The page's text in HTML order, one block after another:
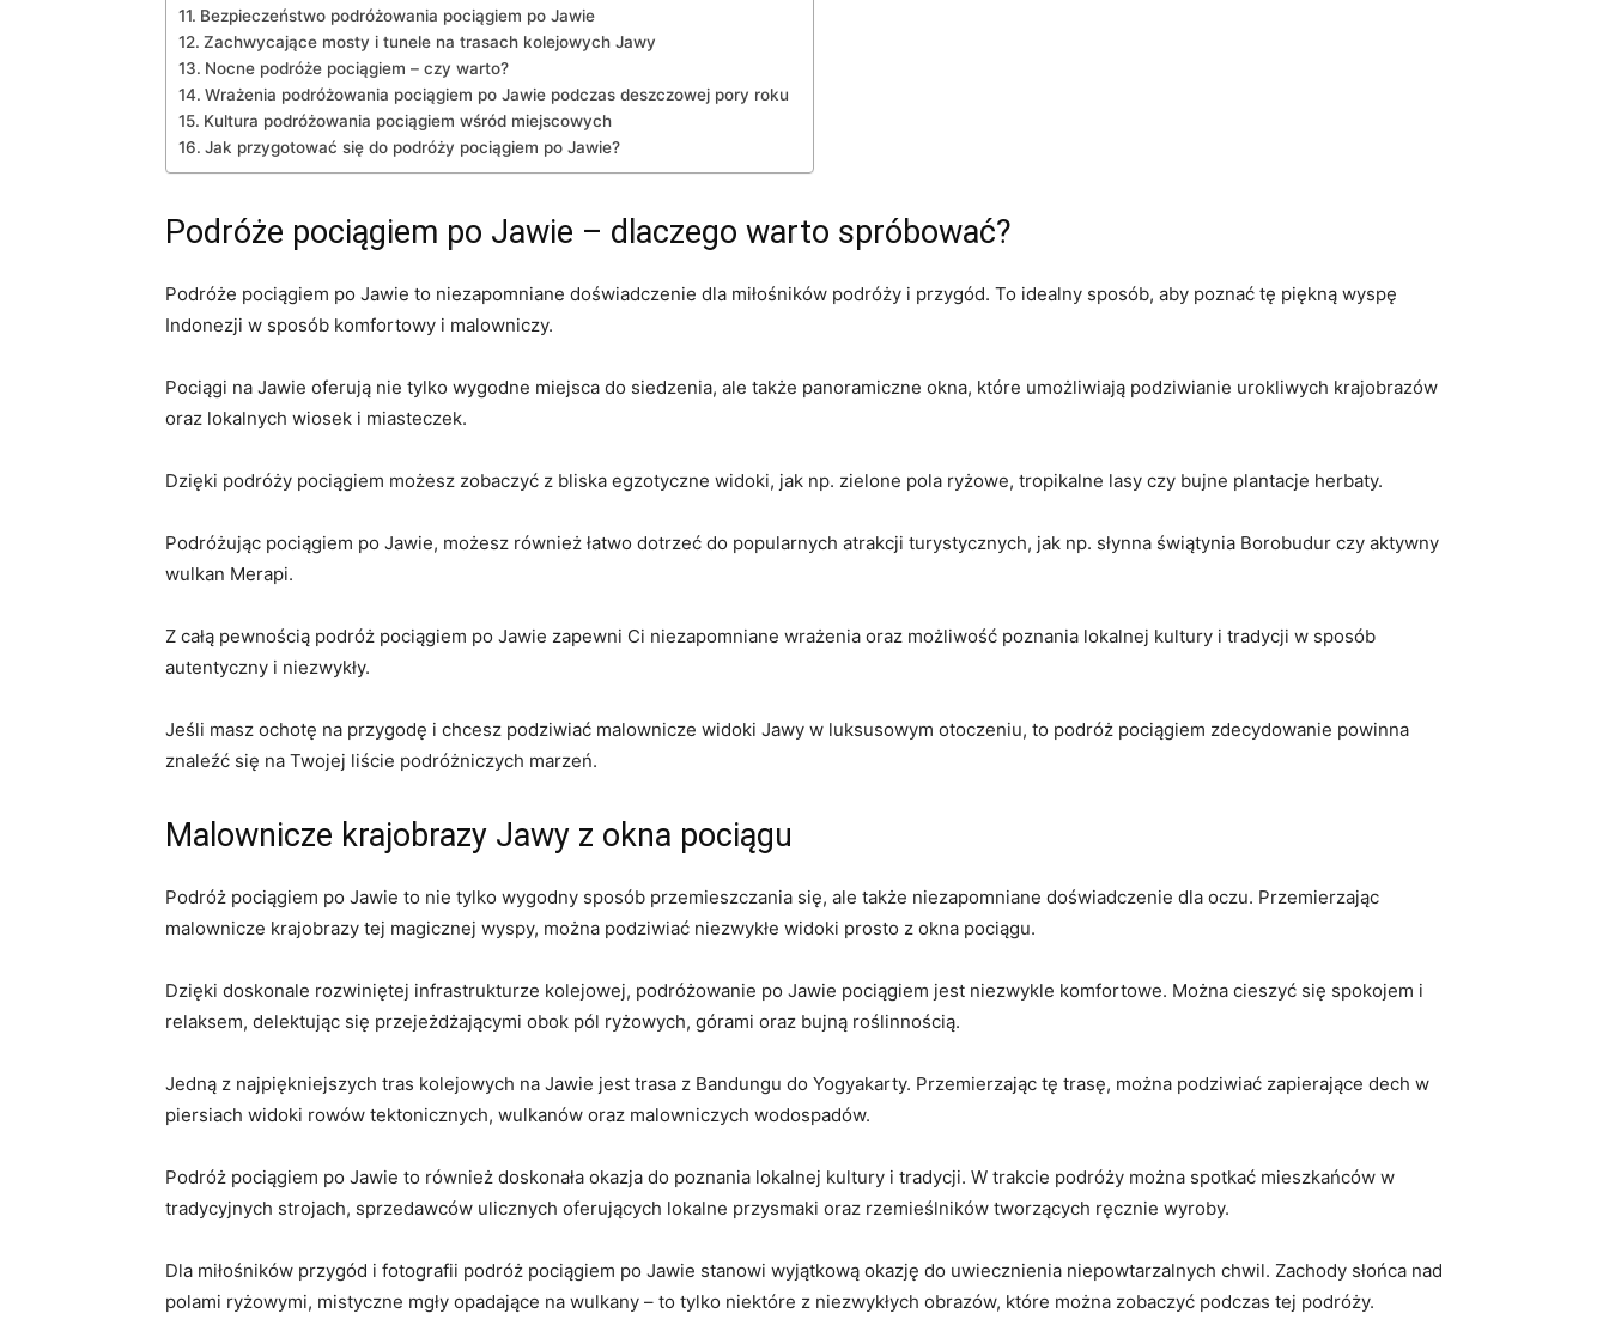
Bezpieczeństwo podróżowania pociągiem po Jawie
Zachwycające mosty i tunele na trasach ⁤kolejowych Jawy
Nocne podróże​ pociągiem – czy warto?
Wrażenia ​podróżowania⁤ pociągiem ⁢po Jawie podczas ​deszczowej pory roku
Kultura​ podróżowania pociągiem wśród miejscowych
Jak przygotować‌ się do podróży pociągiem po Jawie?
Podróże pociągiem po⁢ Jawie – dlaczego warto ​spróbować?
Podróże ‍pociągiem ⁢po​ Jawie to niezapomniane doświadczenie dla⁣ miłośników podróży‌ i przygód. To⁢ idealny sposób, aby⁣ poznać tę piękną wyspę
Indonezji w sposób komfortowy i malowniczy.
Pociągi na Jawie ‍oferują‍ nie tylko wygodne miejsca do siedzenia, ale także panoramiczne⁣ okna, które umożliwiają podziwianie urokliwych krajobrazów
oraz lokalnych ‍wiosek ⁢i‌ miasteczek.
Dzięki⁢ podróży pociągiem możesz zobaczyć z bliska egzotyczne widoki, jak np. zielone pola ryżowe, tropikalne lasy czy‍ bujne plantacje herbaty.
Podróżując pociągiem po ⁤Jawie, możesz również łatwo dotrzeć do ​popularnych atrakcji turystycznych, jak np. słynna ​świątynia Borobudur czy aktywny
wulkan Merapi.
Z ‍całą⁣ pewnością podróż pociągiem ‍po Jawie⁤ zapewni Ci niezapomniane wrażenia oraz możliwość poznania lokalnej kultury i ⁣tradycji w sposób
autentyczny i ‍niezwykły.
Jeśli⁣ masz ochotę na przygodę i chcesz⁣ podziwiać malownicze‍ widoki Jawy w luksusowym otoczeniu, to podróż pociągiem zdecydowanie⁤ powinna
znaleźć się na Twojej liście podróżniczych marzeń.
Malownicze krajobrazy Jawy z​ okna⁤ pociągu
Podróż pociągiem po Jawie to nie tylko wygodny sposób⁣ przemieszczania się, ale także niezapomniane doświadczenie dla oczu. Przemierzając​
malownicze⁢ krajobrazy tej magicznej wyspy, można podziwiać​ niezwykłe widoki prosto⁢ z okna pociągu.
Dzięki doskonale rozwiniętej infrastrukturze kolejowej, podróżowanie po Jawie⁣ pociągiem jest‍ niezwykle komfortowe. Można ​cieszyć się spokojem i⁤
relaksem, delektując się przejeżdżającymi obok pól ryżowych, górami oraz bujną roślinnością.
Jedną z najpiękniejszych tras kolejowych na⁣ Jawie jest trasa z Bandungu​ do Yogyakarty. ⁢Przemierzając tę​ trasę,​ można⁤ podziwiać‍ zapierające dech w
piersiach widoki rowów​ tektonicznych, wulkanów oraz malowniczych wodospadów.
Podróż pociągiem po ‍Jawie to również doskonała okazja do poznania lokalnej kultury i tradycji. W trakcie podróży można spotkać mieszkańców w ​
tradycyjnych strojach, sprzedawców ulicznych oferujących lokalne przysmaki ⁣oraz⁢ rzemieślników tworzących ⁣ręcznie‍ wyroby.
Dla ‍miłośników przygód i fotografii podróż pociągiem po Jawie stanowi wyjątkową ⁤okazję do uwiecznienia ⁤niepowtarzalnych chwil. Zachody słońca ​nad
polami ryżowymi, mistyczne mgły opadające na wulkany ‌– to tylko niektóre z niezwykłych obrazów, które można zobaczyć​ podczas tej podróży.